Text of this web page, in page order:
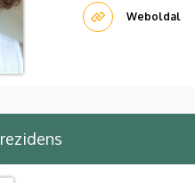
Weboldal
rezidens